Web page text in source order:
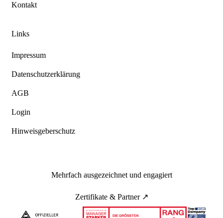
Kontakt
Links
Impressum
Datenschutzerklärung
AGB
Login
Hinweisgeberschutz
Mehrfach ausgezeichnet und engagiert
Zertifikate & Partner ↗